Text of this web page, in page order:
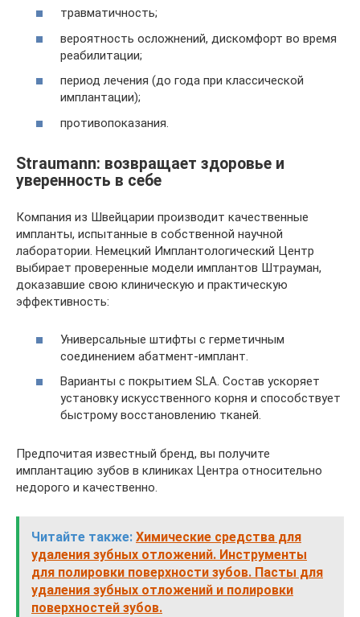
травматичность;
вероятность осложнений, дискомфорт во время
реабилитации;
период лечения (до года при классической
имплантации);
противопоказания.
Straumann: возвращает здоровье и
уверенность в себе
Компания из Швейцарии производит качественные
импланты, испытанные в собственной научной
лаборатории. Немецкий Имплантологический Центр
выбирает проверенные модели имплантов Штрауман,
доказавшие свою клиническую и практическую
эффективность:
Универсальные штифты с герметичным
соединением абатмент-имплант.
Варианты с покрытием SLA. Состав ускоряет
установку искусственного корня и способствует
быстрому восстановлению тканей.
Предпочитая известный бренд, вы получите
имплантацию зубов в клиниках Центра относительно
недорого и качественно.
Читайте также: Химические средства для
удаления зубных отложений. Инструменты
для полировки поверхности зубов. Пасты для
удаления зубных отложений и полировки
поверхностей зубов.